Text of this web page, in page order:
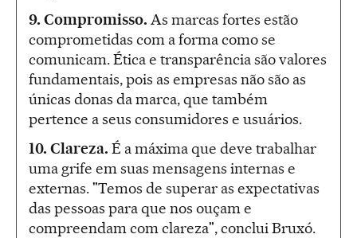
9. Compromisso. As marcas fortes estão
comprometidas com a forma como se
comunicam. Ética e transparência são valores
fundamentais, pois as empresas não são as
únicas donas da marca, que também
pertence a seus consumidores e usuários.
10. Clareza. É a máxima que deve trabalhar
uma grife em suas mensagens internas e
externas. "Temos de superar as expectativas
das pessoas para que nos ouçam e
compreendam com clareza", conclui Bruxó.